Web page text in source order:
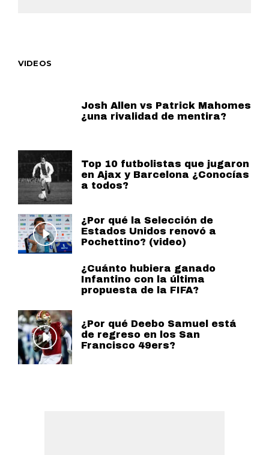
VIDEOS
Josh Allen vs Patrick Mahomes
¿una rivalidad de mentira?
Top 10 futbolistas que jugaron
en Ajax y Barcelona ¿Conocías
a todos?
¿Por qué la Selección de
Estados Unidos renovó a
Pochettino? (video)
¿Cuánto hubiera ganado
Infantino con la última
propuesta de la FIFA?
¿Por qué Deebo Samuel está
de regreso en los San
Francisco 49ers?